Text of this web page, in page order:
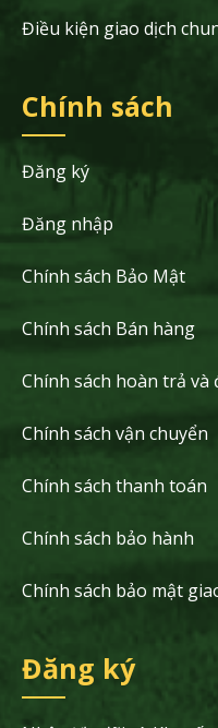
Điều kiện giao dịch
Chính sách
Đăng ký
Đăng nhập
Chính sách Bảo Mật
Chính sách Bán hàng
Chính sách hoàn trả và
Chính sách vận chuyển
Chính sách thanh toán
Chính sách bảo hành
Chính sách bảo mật
Đăng ký